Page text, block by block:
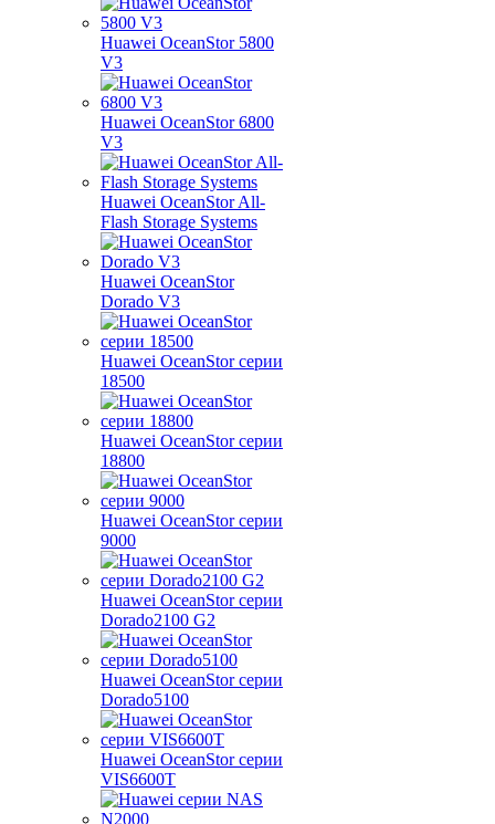
Huawei OceanStor 5800
V3
Huawei OceanStor 6800
V3
Huawei OceanStor All-
Flash Storage Systems
Huawei OceanStor
Dorado V3
Huawei OceanStor серии
18500
Huawei OceanStor серии
18800
Huawei OceanStor серии
9000
Huawei OceanStor серии
Dorado2100 G2
Huawei OceanStor серии
Dorado5100
Huawei OceanStor серии
VIS6600T